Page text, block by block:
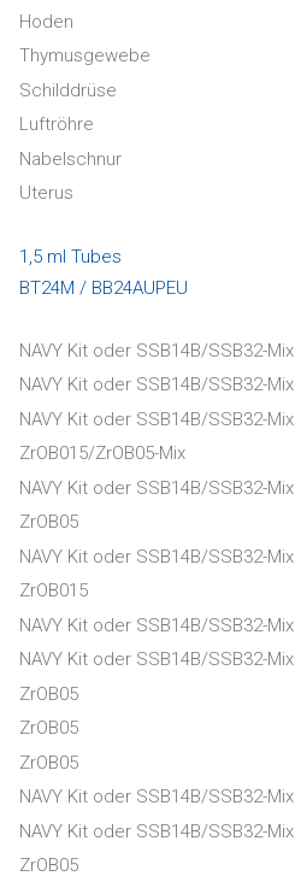
Hoden
Thymusgewebe
Schilddrüse
Luftröhre
Nabelschnur
Uterus
1,5 ml Tubes
BT24M / BB24AUPEU
NAVY Kit oder SSB14B/SSB32-Mix
NAVY Kit oder SSB14B/SSB32-Mix
NAVY Kit oder SSB14B/SSB32-Mix
ZrOB015/ZrOB05-Mix
NAVY Kit oder SSB14B/SSB32-Mix
ZrOB05
NAVY Kit oder SSB14B/SSB32-Mix
ZrOB015
NAVY Kit oder SSB14B/SSB32-Mix
NAVY Kit oder SSB14B/SSB32-Mix
ZrOB05
ZrOB05
ZrOB05
NAVY Kit oder SSB14B/SSB32-Mix
NAVY Kit oder SSB14B/SSB32-Mix
ZrOB05